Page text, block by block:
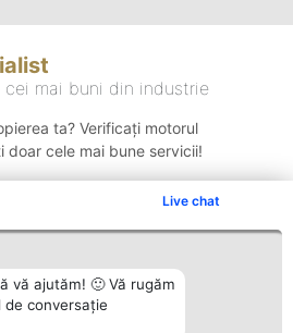
Live chat
vă ajutăm! 🙂 Vă rugăm
conversație
cei mai buni din industrie
ta? Verificați motorul
doar cele mai bune servicii!